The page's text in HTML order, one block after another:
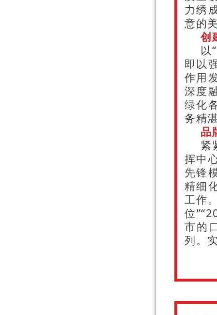
力绣
意的
创
以
即以
作用
深度
绿化
务精
品
紧
挥中
先锋
精细
工作
位
市的
列。